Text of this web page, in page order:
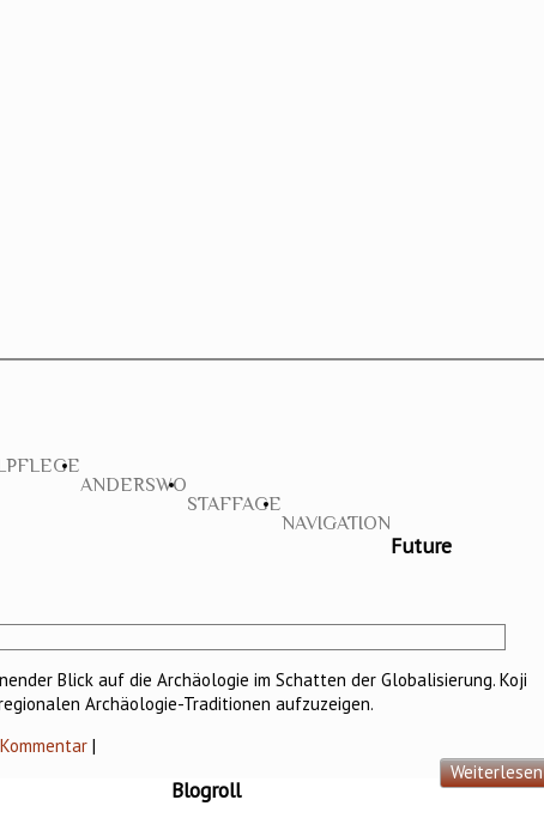
ANDERSWO
STAFFAGE
NAVIGATION
Future
Blick auf die Archäologie im Schatten der Globalisierung. Koji
Archäologie-Traditionen aufzuzeigen.
|
Weiterlesen
Blogroll